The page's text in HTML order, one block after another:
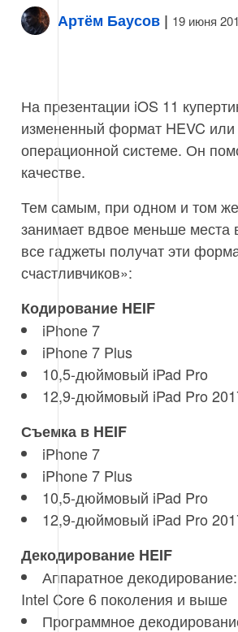
Артём Баусов | 19 июня
На презентации iOS 11
измененный формат HEVC
операционной системе. Он
качестве.
Тем самым, при одном и том
занимает вдвое меньше
все гаджеты получат эти
счастливчиков»:
Кодирование HEIF
iPhone 7
iPhone 7 Plus
10,5-дюймовый iPad Pro
12,9-дюймовый iPad Pro
Съемка в HEIF
iPhone 7
iPhone 7 Plus
10,5-дюймовый iPad Pro
12,9-дюймовый iPad Pro
Декодирование HEIF
Аппаратное
Intel Core 6 поколения и выше
Программное